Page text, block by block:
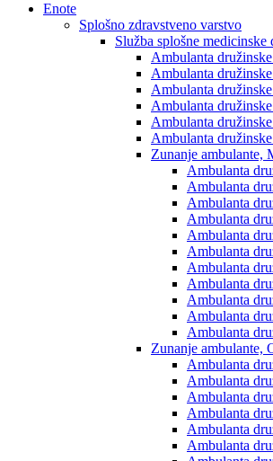
Enote
Splošno zdravstveno varstvo
Služba splošne medicinske
Ambulanta
Ambulanta
Ambulanta
Ambulanta
Ambulanta
Ambulanta
Zunanje ambulante,
Ambulanta
Ambulanta
Ambulanta
Ambulanta
Ambulanta
Ambulanta
Ambulanta
Ambulanta
Ambulanta
Ambulanta
Ambulanta
Zunanje ambulante,
Ambulanta
Ambulanta
Ambulanta
Ambulanta
Ambulanta
Ambulanta